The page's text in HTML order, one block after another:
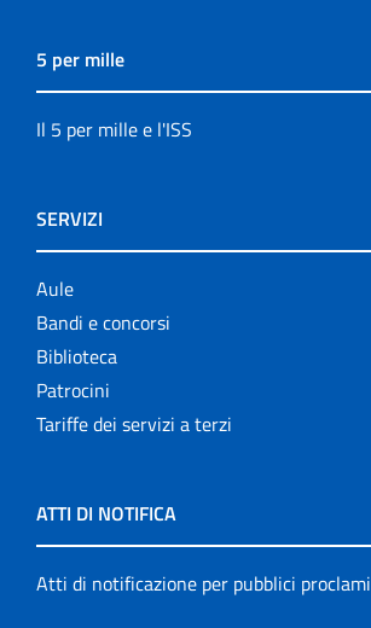
5 per mille
Il 5 per mille e l'ISS
SERVIZI
Aule
Bandi e concorsi
Biblioteca
Patrocini
Tariffe dei servizi a terzi
ATTI DI NOTIFICA
Atti di notificazione per pubblici proclami